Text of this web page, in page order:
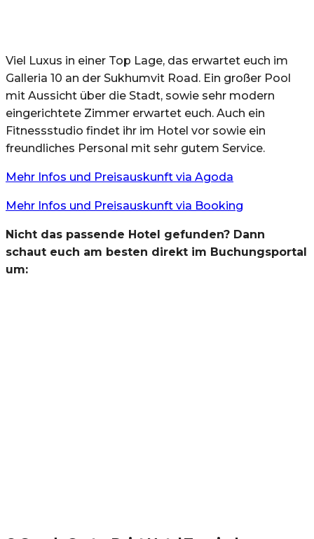
Viel Luxus in einer Top Lage, das erwartet euch im
Galleria 10 an der Sukhumvit Road. Ein großer Pool
mit Aussicht über die Stadt, sowie sehr modern
eingerichtete Zimmer erwartet euch. Auch ein
Fitnessstudio findet ihr im Hotel vor sowie ein
freundliches Personal mit sehr gutem Service.
Mehr Infos und Preisauskunft via Agoda
Mehr Infos und Preisauskunft via Booking
Nicht das passende Hotel gefunden? Dann
schaut euch am besten direkt im Buchungsportal
um: